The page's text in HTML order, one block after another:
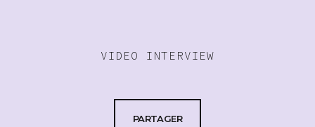
VIDEO INTERVIEW
PARTAGER